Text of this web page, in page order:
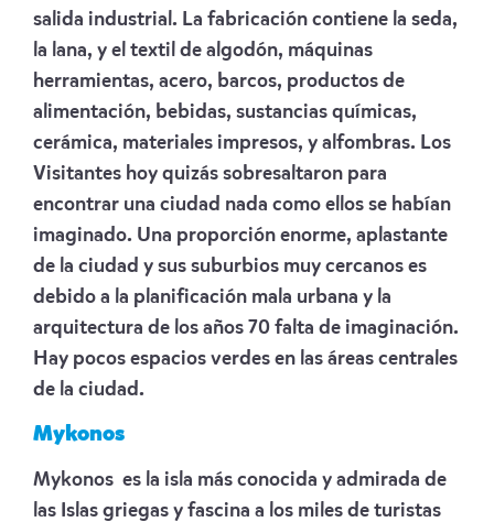
salida industrial. La fabricación contiene la seda,
la lana, y el textil de algodón, máquinas
herramientas, acero, barcos, productos de
alimentación, bebidas, sustancias químicas,
cerámica, materiales impresos, y alfombras. Los
Visitantes hoy quizás sobresaltaron para
encontrar una ciudad nada como ellos se habían
imaginado. Una proporción enorme, aplastante
de la ciudad y sus suburbios muy cercanos es
debido a la planificación mala urbana y la
arquitectura de los años 70 falta de imaginación.
Hay pocos espacios verdes en las áreas centrales
de la ciudad.
Mykonos
Mykonos es la isla más conocida y admirada de
las Islas griegas y fascina a los miles de turistas